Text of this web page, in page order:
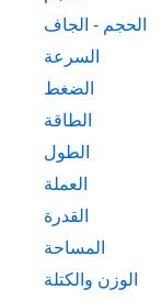
الحجم - الجاف
السرعة
الضغط
الطاقة
الطول
العملة
القدرة
المساحة
الوزن والكتلة